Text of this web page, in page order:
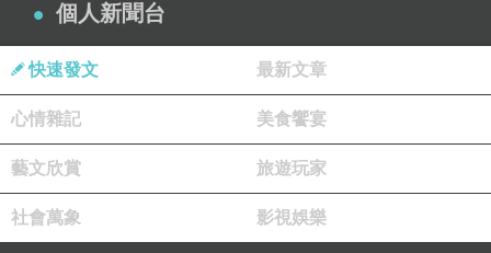
個人新聞台
快速發文 最新文章
心情雜記 美食饗宴
藝文欣賞 旅遊玩家
社會萬象 影視娛樂